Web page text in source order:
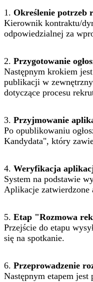
1. Określenie potrzeb
Kierownik kontraktu/
odpowiedzialnej za
2. Przygotowanie
Następnym krokiem
publikacji w
dotyczące procesu
3. Przyjmowanie
Po opublikowaniu
Kandydata", który
4. Weryfikacja
System na podstawie
Aplikacje zatwierdzone
5. Etap "Rozmowa
Przejście do etapu
się na spotkanie.
6. Przeprowadzenie
Następnym etapem